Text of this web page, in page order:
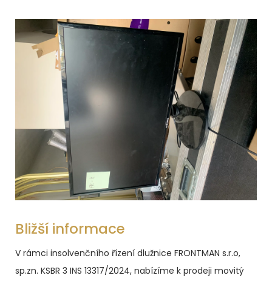
Bližší informace
V rámci insolvenčního řízení dlužnice FRONTMAN s.r.o,
sp.zn. KSBR 3 INS 13317/2024, nabízíme k prodeji movitý